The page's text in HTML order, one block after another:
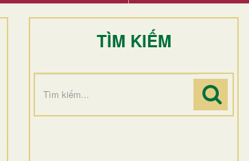
TÌM KIẾM